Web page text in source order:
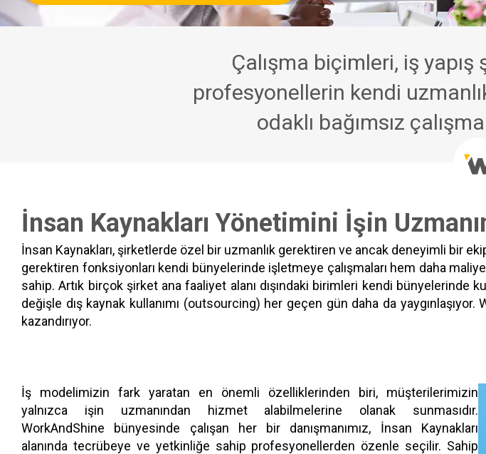
Çalışma biçimleri, iş
profesyonellerin kendi
odaklı bağımsız
İnsan Kaynakları Yönetimini İşin
İnsan Kaynakları, şirketlerde özel bir uzmanlık gerektiren ve ancak deneyimli bir
gerektiren fonksiyonları kendi bünyelerinde işletmeye çalışmaları hem daha
sahip. Artık birçok şirket ana faaliyet alanı dışındaki birimleri kendi
değişle dış kaynak kullanımı (outsourcing) her geçen gün daha da
kazandırıyor.
İş modelimizin fark yaratan en önemli özelliklerinden biri, müşterilerimizin
yalnızca işin uzmanından hizmet alabilmelerine olanak sunmasıdır.
WorkAndShine bünyesinde çalışan her bir danışmanımız, İnsan Kaynakları
alanında tecrübeye ve yetkinliğe sahip profesyonellerden özenle seçilir. Sahip